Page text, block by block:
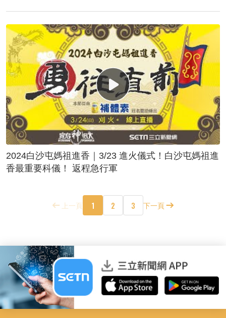
2024白沙屯媽祖進香｜3/23 進火儀式！白沙屯媽祖進
香最重要科儀！ 返程急行軍
上一頁 1 2 3 下一頁